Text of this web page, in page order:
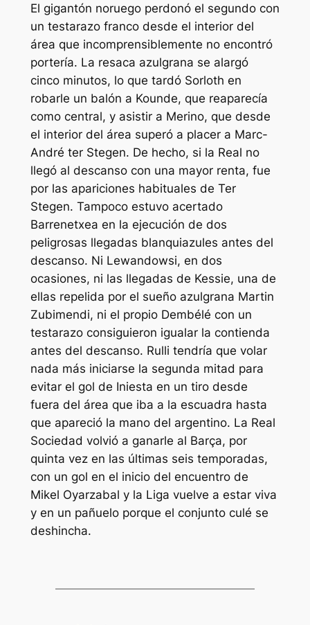
El gigantón noruego perdonó el segundo con
un testarazo franco desde el interior del
área que incomprensiblemente no encontró
portería. La resaca azulgrana se alargó
cinco minutos, lo que tardó Sorloth en
robarle un balón a Kounde, que reaparecía
como central, y asistir a Merino, que desde
el interior del área superó a placer a Marc-
André ter Stegen. De hecho, si la Real no
llegó al descanso con una mayor renta, fue
por las apariciones habituales de Ter
Stegen. Tampoco estuvo acertado
Barrenetxea en la ejecución de dos
peligrosas llegadas blanquiazules antes del
descanso. Ni Lewandowsi, en dos
ocasiones, ni las llegadas de Kessie, una de
ellas repelida por el sueño azulgrana Martin
Zubimendi, ni el propio Dembélé con un
testarazo consiguieron igualar la contienda
antes del descanso. Rulli tendría que volar
nada más iniciarse la segunda mitad para
evitar el gol de Iniesta en un tiro desde
fuera del área que iba a la escuadra hasta
que apareció la mano del argentino. La Real
Sociedad volvió a ganarle al Barça, por
quinta vez en las últimas seis temporadas,
con un gol en el inicio del encuentro de
Mikel Oyarzabal y la Liga vuelve a estar viva
y en un pañuelo porque el conjunto culé se
deshincha.